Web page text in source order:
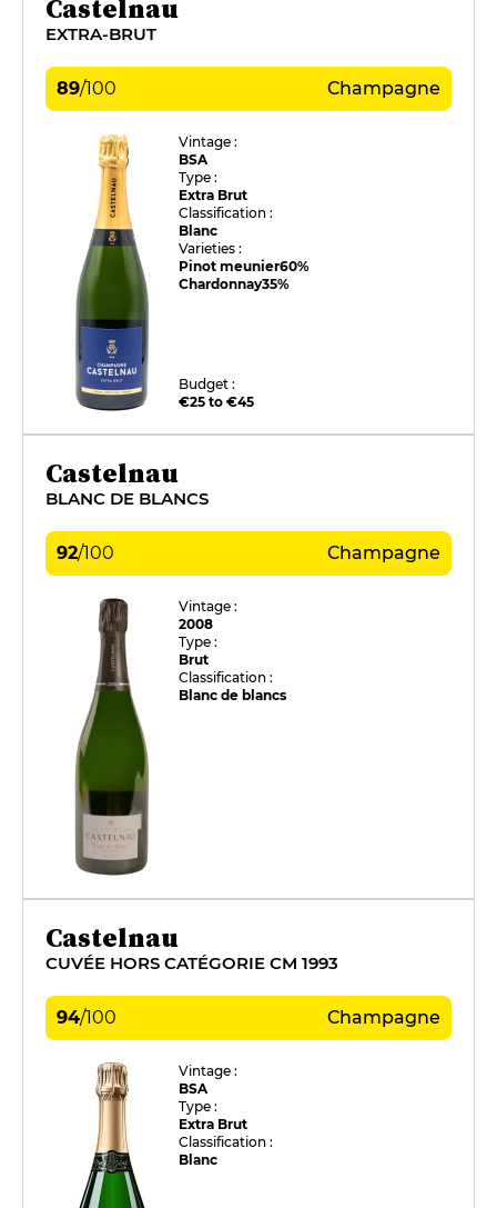
Castelnau
EXTRA-BRUT
89/100 Champagne
Vintage :
BSA
Type :
Extra Brut
Classification :
Blanc
Varieties :
Pinot meunier60%
Chardonnay35%
Budget :
€25 to €45
Castelnau
BLANC DE BLANCS
92/100 Champagne
Vintage :
2008
Type :
Brut
Classification :
Blanc de blancs
Castelnau
CUVÉE HORS CATÉGORIE CM 1993
94/100 Champagne
Vintage :
BSA
Type :
Extra Brut
Classification :
Blanc